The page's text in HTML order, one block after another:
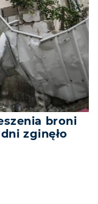
broni
zginęło